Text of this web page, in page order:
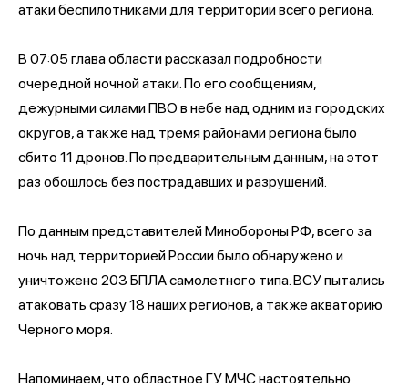
атаки беспилотниками для территории всего региона.
В 07:05 глава области рассказал подробности
очередной ночной атаки. По его сообщениям,
дежурными силами ПВО в небе над одним из городских
округов, а также над тремя районами региона было
сбито 11 дронов. По предварительным данным, на этот
раз обошлось без пострадавших и разрушений.
По данным представителей Минобороны РФ, всего за
ночь над территорией России было обнаружено и
уничтожено 203 БПЛА самолетного типа. ВСУ пытались
атаковать сразу 18 наших регионов, а также акваторию
Черного моря.
Напоминаем, что областное ГУ МЧС настоятельно